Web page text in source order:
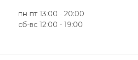
пн-пт 13:00 - 20:00
сб-вс 12:00 - 19:00